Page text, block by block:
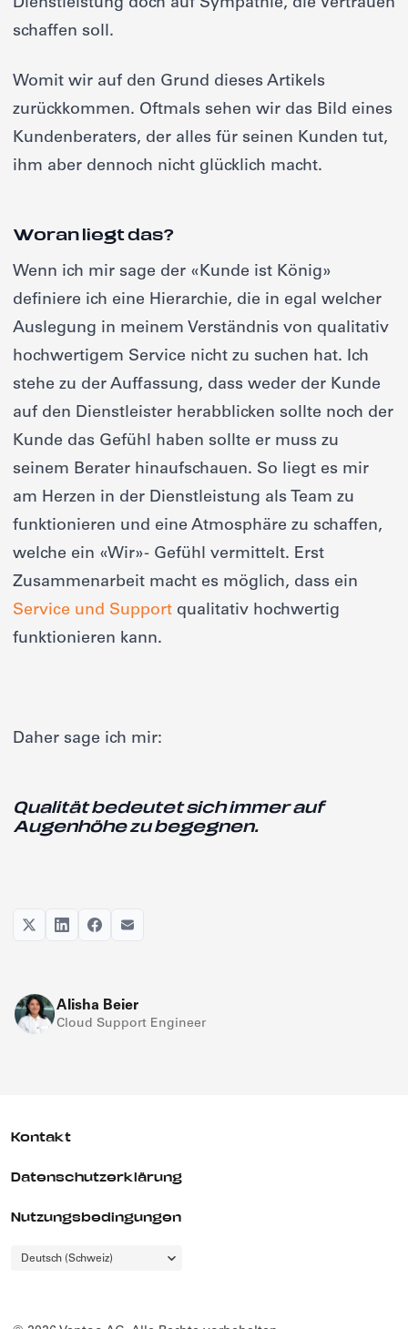
Dienstleistung doch auf Sympathie, die Vertrauen
schaffen soll.
Womit wir auf den Grund dieses Artikels
zurückkommen. Oftmals sehen wir das Bild eines
Kundenberaters, der alles für seinen Kunden tut,
ihm aber dennoch nicht glücklich macht.
Woran liegt das?
Wenn ich mir sage der «Kunde ist König»
definiere ich eine Hierarchie, die in egal welcher
Auslegung in meinem Verständnis von qualitativ
hochwertigem Service nicht zu suchen hat. Ich
stehe zu der Auffassung, dass weder der Kunde
auf den Dienstleister herabblicken sollte noch der
Kunde das Gefühl haben sollte er muss zu
seinem Berater hinaufschauen. So liegt es mir
am Herzen in der Dienstleistung als Team zu
funktionieren und eine Atmosphäre zu schaffen,
welche ein «Wir»- Gefühl vermittelt. Erst
Zusammenarbeit macht es möglich, dass ein
Service und Support qualitativ hochwertig
funktionieren kann.
Daher sage ich mir:
Qualität bedeutet sich immer auf
Augenhöhe zu begegnen.
Alisha Beier
Cloud Support Engineer
Kontakt
Datenschutzerklärung
Nutzungsbedingungen
Choose
Deutsch (Schweiz)